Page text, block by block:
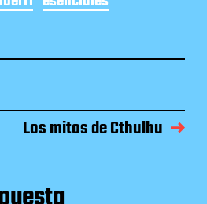
Los mitos de Cthulhu